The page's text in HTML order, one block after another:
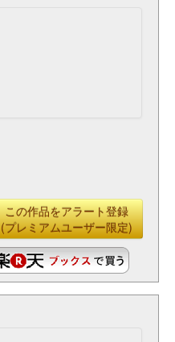
この作品をアラート登録
(プレミアムユーザー限定)